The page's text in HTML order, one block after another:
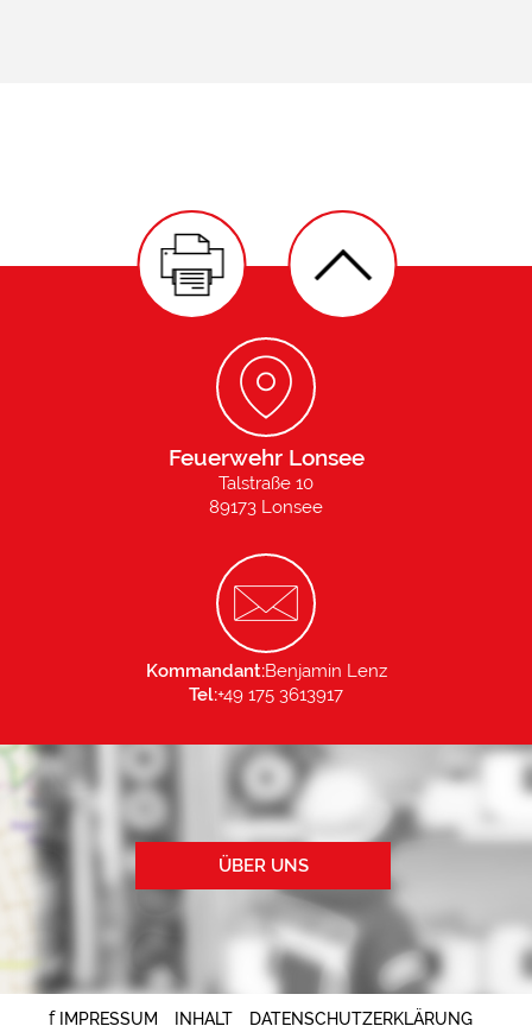
Feuerwehr Lonsee
Talstraße 10
89173 Lonsee
Kommandant:Benjamin Lenz
Tel:+49 175 3613917
ÜBER UNS
f IMPRESSUM INHALT DATENSCHUTZERKLÄRUNG